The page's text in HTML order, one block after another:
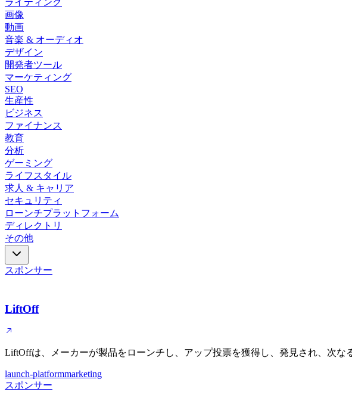
画像
動画
音楽 & オーディオ
デザイン
開発者ツール
マーケティング
SEO
生産性
ビジネス
ファイナンス
教育
分析
ゲーミング
ライフスタイル
求人 & キャリア
セキュリティ
ローンチプラットフォーム
ディレクトリ
その他
スポンサー
LiftOff
LiftOffは、メーカーが製品をローンチし、アップ投票を獲得し、発見され、次
launch-platformmarketing
スポンサー